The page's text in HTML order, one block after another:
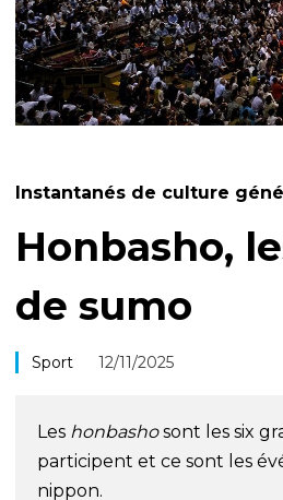
Instantanés de culture
Honbasho,
de sumo
Sport 12/11/2025
Les honbashosont les six
participent et ce sont les
nippon.